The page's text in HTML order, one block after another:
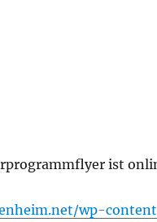
ist
wp-content/